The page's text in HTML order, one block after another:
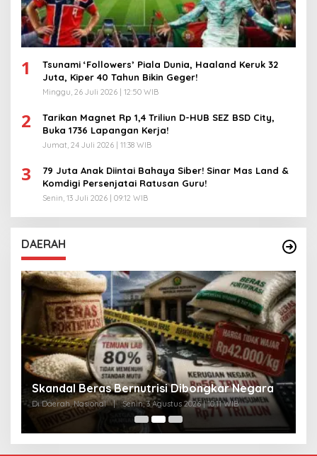
1
Tsunami ‘Followers’ Piala Dunia, Haaland Keruk 32
Juta, Kiper 40 Tahun Bikin Geger!
Minggu, 26 Juli 2026 | 12:50 WIB
2
Tarikan Magnet Rp 1,4 Triliun D-HUB SEZ BSD City,
Buka 1736 Lapangan Kerja!
Jumat, 24 Juli 2026 | 11:38 WIB
3
79 Juta Anak Diintai Bahaya Siber! Sinar Mas Land &
Komdigi Persenjatai Ratusan Guru!
Senin, 13 Juli 2026 | 09:12 WIB
DAERAH
Skandal Beras Bernutrisi Dibongkar Negara
Di Daerah, Nasional | Senin, 3 Agustus 2026 | 10:11 WIB